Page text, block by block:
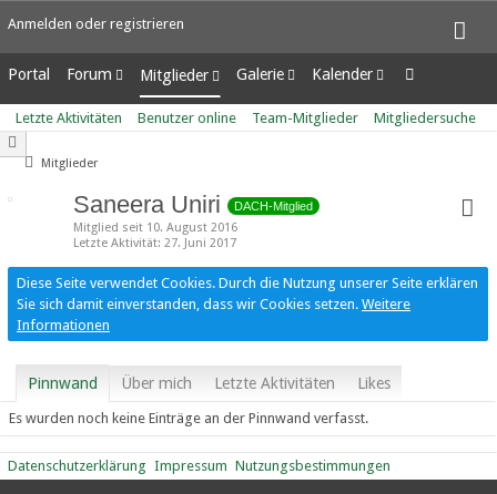
Anmelden oder registrieren
Portal Forum
Unerledigte Themen
Mitglieder
Letzte Aktivitäten
Benutzer online
Galerie
Alben
Bilder
Kalender
Wochenansicht
Tagesansicht
Letzte Aktivitäten Benutzer online Team-Mitglieder Mitgliedersuche
Mitglieder
Saneera Uniri DACH-Mitglied
Mitglied seit 10. August 2016
Letzte Aktivität 27. Juni 2017
Diese Seite verwendet Cookies. Durch die Nutzung unserer Seite erklären
Sie sich damit einverstanden, dass wir Cookies setzen. Weitere
Informationen
Pinnwand Über mich Letzte Aktivitäten Likes
Es wurden noch keine Einträge an der Pinnwand verfasst.
Datenschutzerklärung Impressum Nutzungsbestimmungen